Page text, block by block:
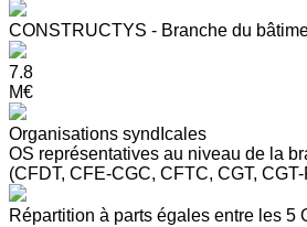
CONSTRUCTYS - Branche du
7.8
M€
Organisations syndIcales
OS représentatives au niveau de la
(CFDT, CFE-CGC, CFTC, CGT,
Répartition à parts égales entre les 5